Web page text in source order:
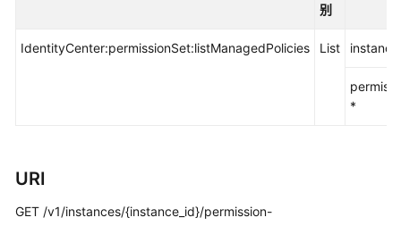
考
API
别
IdentityCenter:permissionSet:listManagedPolicies List
*
URI
GET /v1/instances/{instance_id}/permission-